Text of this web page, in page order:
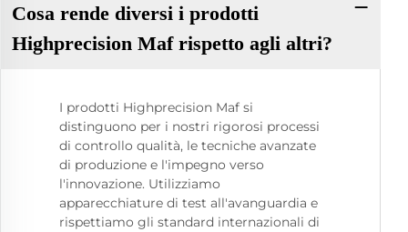
Cosa rende diversi i prodotti
Highprecision Maf rispetto agli altri?
I prodotti Highprecision Maf si
distinguono per i nostri rigorosi processi
di controllo qualità, le tecniche avanzate
di produzione e l'impegno verso
l'innovazione. Utilizziamo
apparecchiature di test all'avanguardia e
rispettiamo gli standard internazionali di